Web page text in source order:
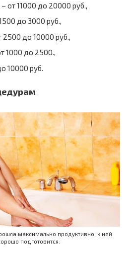
от 11000 до 20000 руб.,
до 3000 руб.,
2500 до 10000 руб.,
1000 до 2500.,
10000 руб.
максимально продуктивно, к ней
подготовится.